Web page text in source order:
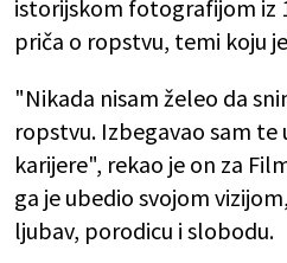
istorijskom fotografijom iz
priča o ropstvu, temi koju je
"Nikada nisam želeo da
ropstvu. Izbegavao sam
karijere", rekao je on za
ga je ubedio svojom
ljubav, porodicu i slobodu.